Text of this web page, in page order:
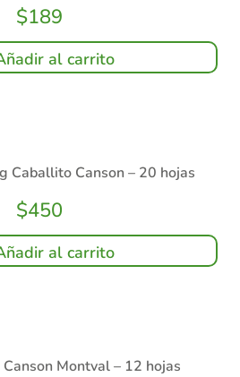
$189
al carrito
Caballito Canson – 20 hojas
$450
al carrito
Montval – 12 hojas